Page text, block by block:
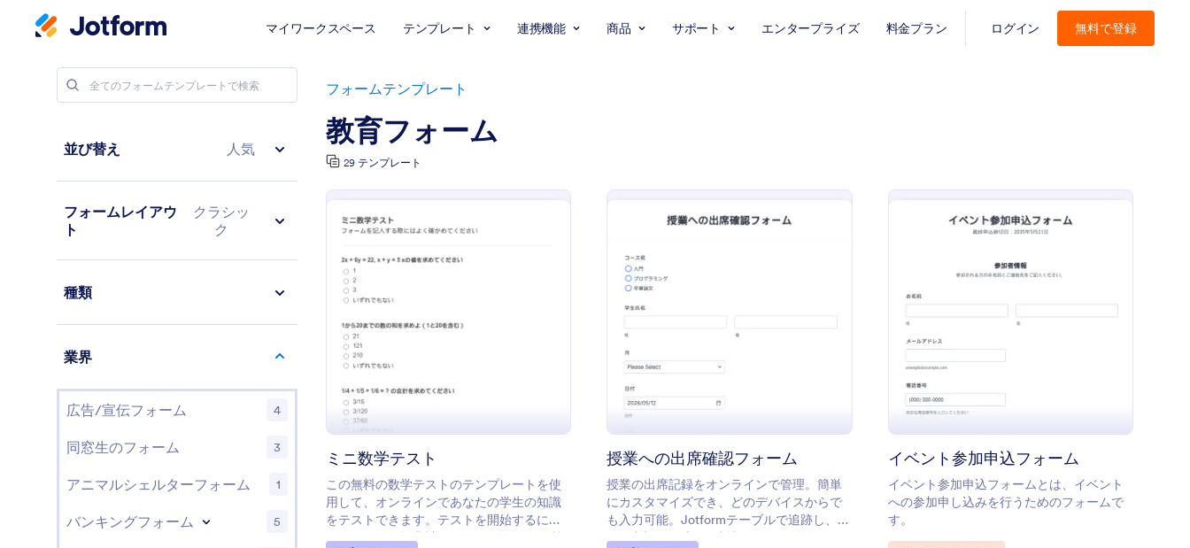
マイワークスペース テンプレート 連携機能 商品 サポート エンタープライズ 料金プラン ログイン 無料で登録
フォームテンプレート
教育フォーム
29 テンプレート
プレビュー
ミニ数学テスト
この無料の数学テストのテンプレートを使
用して、オンラインであなたの学生の知識
をテストできます。テストを開始するに
は、あなたの授業計画と一致するように質
プレビュー : 授業への出席確認フォーム
授業への出席確認フォーム
授業の出席記録をオンラインで管理。簡単
にカスタマイズでき、どのデバイスからで
も入力可能。Jotformテーブルで追跡し、
100以上のアプリと連携できます。
プレビュー
イベント参加申込フォーム
イベント参加申込フォームとは、イベント
への参加申し込みを行うためのフォームで
す。
並び替え 人気
フォームレイアウ
ト
クラシッ
ク
種類
業界
広告/宣伝フォーム 4
同窓生のフォーム 3
アニマルシェルターフォーム 1
バンキングフォーム 5